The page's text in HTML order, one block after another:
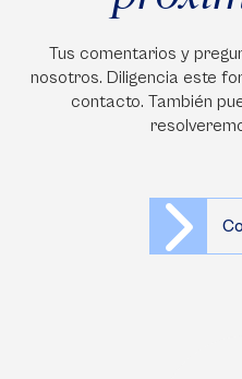
Tus comentarios y
nosotros. Diligencia este
contacto. También